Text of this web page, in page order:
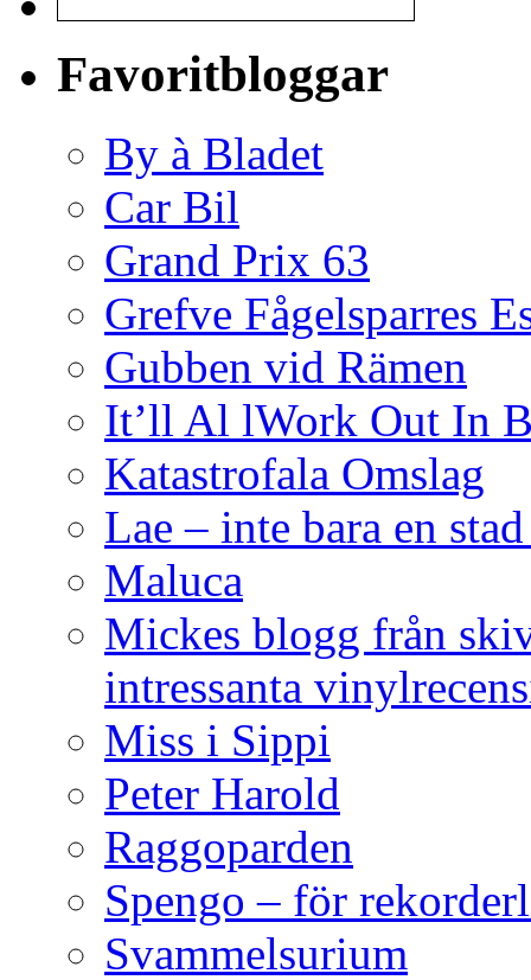
Favoritbloggar
By à Bladet
Car Bil
Grand Prix 63
Grefve Fågelsparres
Gubben vid Rämen
It’ll Al lWork Out In
Katastrofala Omslag
Lae – inte bara en
Maluca
Mickes blogg från
intressanta
Miss i Sippi
Peter Harold
Raggoparden
Spengo – för
Svammelsurium